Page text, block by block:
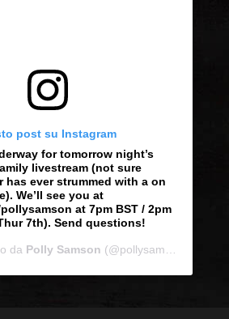
post su Instagram
for tomorrow night’s
livestream (not sure
has ever strummed with a on
We’ll see you at
at 7pm BST / 2pm
7th). Send questions!
da Polly Samson (@pollysamson) in data: